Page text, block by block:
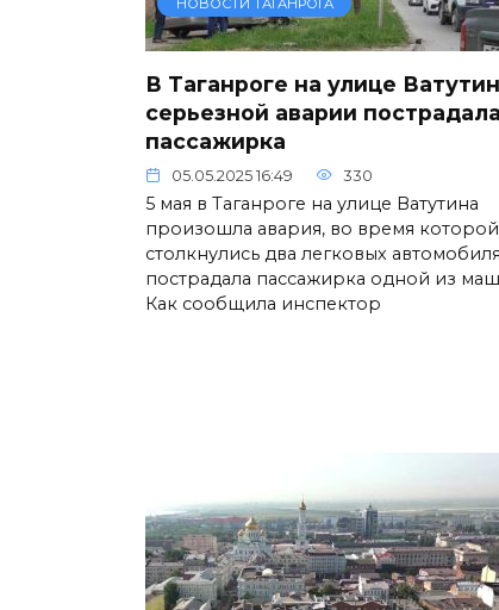
НОВОСТИ ТАГАНРОГА
В Таганроге на улице
серьезной аварии пострадала
пассажирка
05.05.2025 16:49 330
5 мая в Таганроге на улице Ватутина
произошла авария, во время которой
столкнулись два легковых
пострадала пассажирка одной из
Как сообщила инспектор